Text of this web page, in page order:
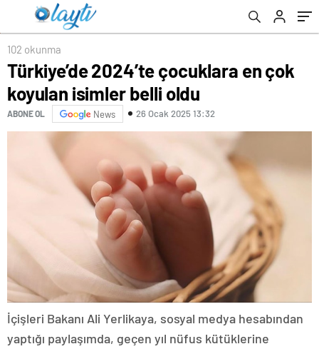
102 okunma
Türkiye’de 2024’te çocuklara en çok
koyulan isimler belli oldu
ABONE OL News 26 Ocak 2025 13:32
İçişleri Bakanı Ali Yerlikaya, sosyal medya hesabından
yaptığı paylaşımda, geçen yıl nüfus kütüklerine